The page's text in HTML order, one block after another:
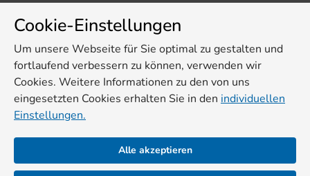
Cookie-Einstellungen
Um unsere Webseite für Sie optimal zu gestalten und
fortlaufend verbessern zu können, verwenden wir
Cookies. Weitere Informationen zu den von uns
eingesetzten Cookies erhalten Sie in den individuellen
Einstellungen.
Alle akzeptieren